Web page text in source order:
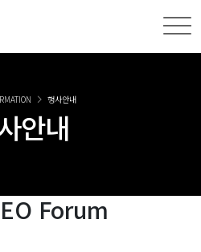
행사안내
안내
Forum